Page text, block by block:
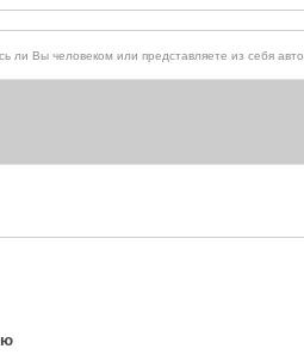
списков
Этот вопрос задается для того, чтобы выяснить, являетесь ли Вы человеком или